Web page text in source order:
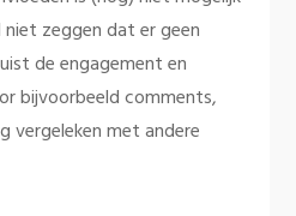
zeggen dat er geen
de engagement en
bijvoorbeeld comments,
vergeleken met andere